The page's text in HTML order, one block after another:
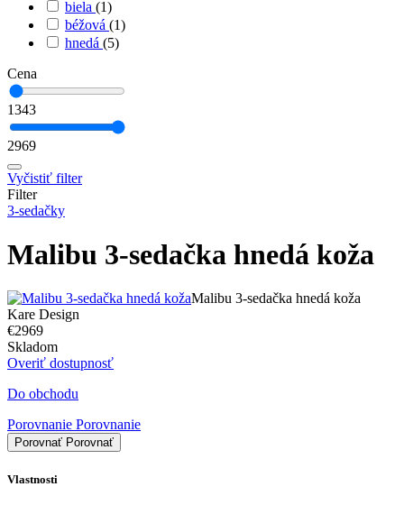
biela (1)
béžová (1)
hnedá (5)
Cena
1343
2969
Vyčistiť filter
Filter
3-sedačky
Malibu 3-sedačka hnedá koža
Malibu 3-sedačka hnedá koža
Kare Design
€2969
Skladom
Overiť dostupnosť
Do obchodu
Porovnanie Porovnanie
Porovnať Porovnať
Vlastnosti